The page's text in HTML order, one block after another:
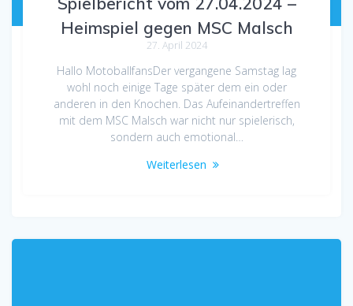
Heimspiel gegen MSC Malsch
27. April 2024
Hallo MotoballfansDer vergangene Samstag lag
wohl noch einige Tage später dem ein oder
anderen in den Knochen. Das Aufeinandertreffen
mit dem MSC Malsch war nicht nur spielerisch,
sondern auch emotional…
Weiterlesen